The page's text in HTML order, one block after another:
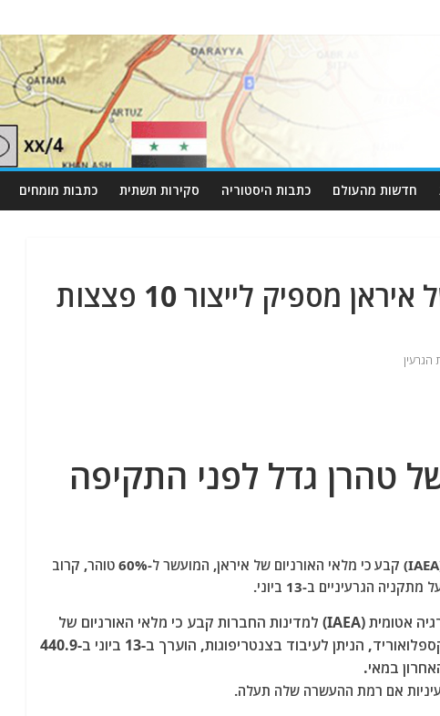
חדשות מהעולם כתבות היסטוריה סקירות תשתית כתבות מומחים
סבא"א: מלאי האורניום של איראן מספיק לייצור 10 פצצות
הגרעין
טהרן גדל לפני התקיפה
דו"ח סודי של הסוכנות הבינלאומית לאנרגיה אטומית (IAEA) קבע כי מלאי האורניום של איראן, המועשר ל-60% טוהר, קרוב
הגרעיניים ב-13 ביוני.
הדו"ח הרבעוני ששלחה הסוכנות הבינלאומית לאנרגיה אטומית (IAEA) למדינות החברות קבע כי מלאי האורניום של
איראן, המועשר ל-60 אחוזי טוהר בצורת אורניום הקספלואוריד, הניתן לעיבוד בצנטריפוגות, הוערך ב-13 ביוני ב-440.9